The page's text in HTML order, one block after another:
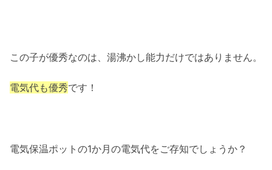
この子が優秀なのは、湯沸かし能力だけではありません。
電気代も優秀です！
電気保温ポットの1か月の電気代をご存知でしょうか？